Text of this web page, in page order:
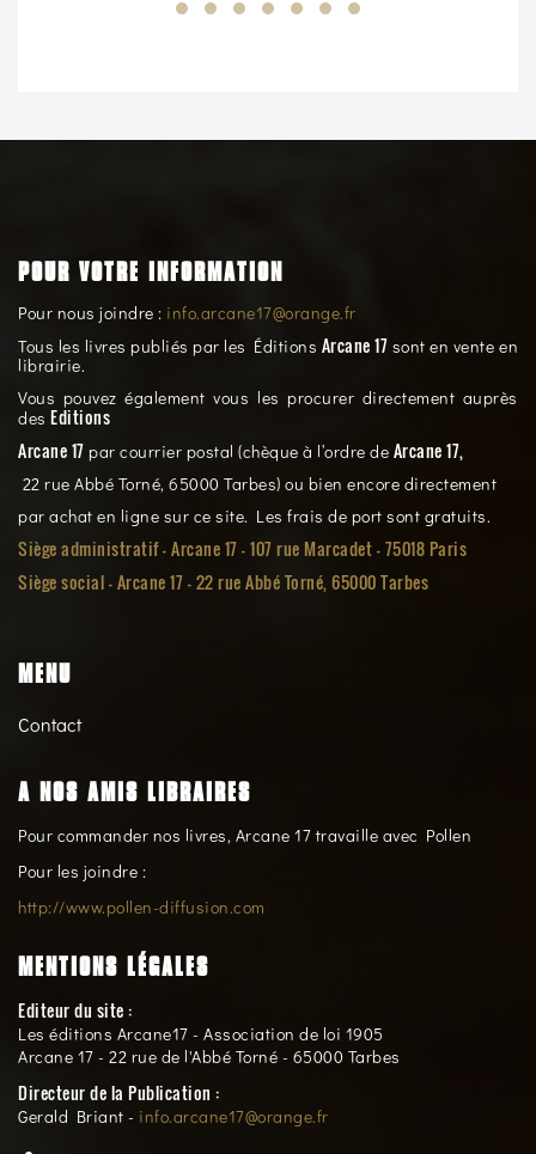
POUR VOTRE INFORMATION
Pour nous joindre : info.arcane17@orange.fr
Tous les livres publiés par les Éditions Arcane 17 sont en vente en
librairie.
Vous pouvez également vous les procurer directement auprès
des Editions
Arcane 17 par courrier postal (chèque à l’ordre de Arcane 17,
22 rue Abbé Torné, 65000 Tarbes) ou bien encore directement
par achat en ligne sur ce site. Les frais de port sont gratuits.
Siège administratif - Arcane 17 - 107 rue Marcadet - 75018 Paris
Siège social -Arcane 17 - 22 rue Abbé Torné, 65000 Tarbes
MENU
Contact
A NOS AMIS LIBRAIRES
Pour commander nos livres, Arcane 17 travaille avec Pollen
Pour les joindre :
http://www.pollen-diffusion.com
MENTIONS LÉGALES
Editeur du site :
Les éditions Arcane17 - Association de loi 1905
Arcane 17 - 22 rue de l'Abbé Torné - 65000 Tarbes
Directeur de la Publication :
Gerald Briant - info.arcane17@orange.fr